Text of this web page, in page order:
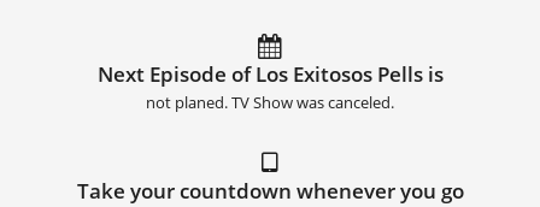
Next Episode of Los Exitosos Pells is
not planed. TV Show was canceled.
Take your countdown whenever you go